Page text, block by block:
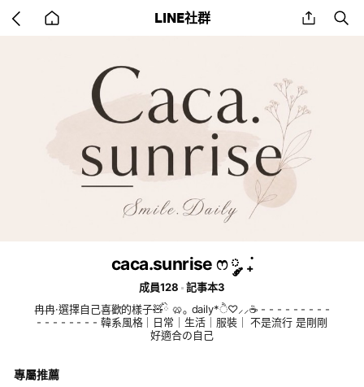
back LINE社群 share
caca.sunrise ෆ ༘. ݁₊
成員128
記事本3
冉冉·選擇自己喜歡的樣子🧸ིྀ 🥨｡ daily*ੈ♡⸝⸝☕ - - - - - - - - -
- - - - - - - - 韓系風格｜日常｜生活｜服裝｜ 不是流行 是剛剛
好適合の自己
專屬推薦